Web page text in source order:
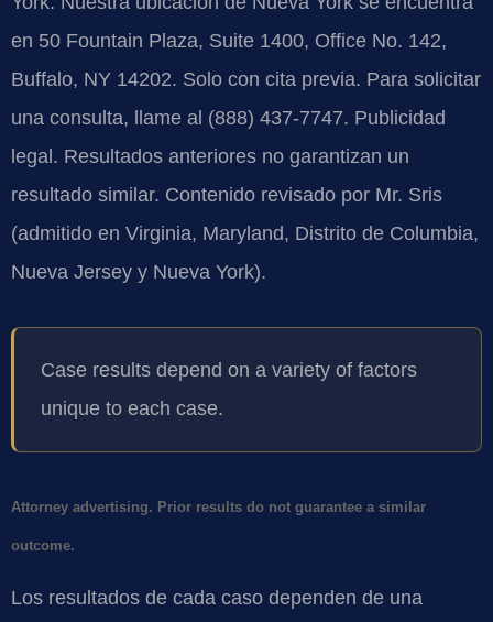
en 50 Fountain Plaza, Suite 1400, Office No. 142,
Buffalo, NY 14202. Solo con cita previa. Para solicitar
una consulta, llame al (888) 437-7747. Publicidad
legal. Resultados anteriores no garantizan un
resultado similar. Contenido revisado por Mr. Sris
(admitido en Virginia, Maryland, Distrito de Columbia,
Nueva Jersey y Nueva York).
Case results depend on a variety of factors
unique to each case.
Attorney advertising. Prior results do not guarantee a similar
outcome.
Los resultados de cada caso dependen de una